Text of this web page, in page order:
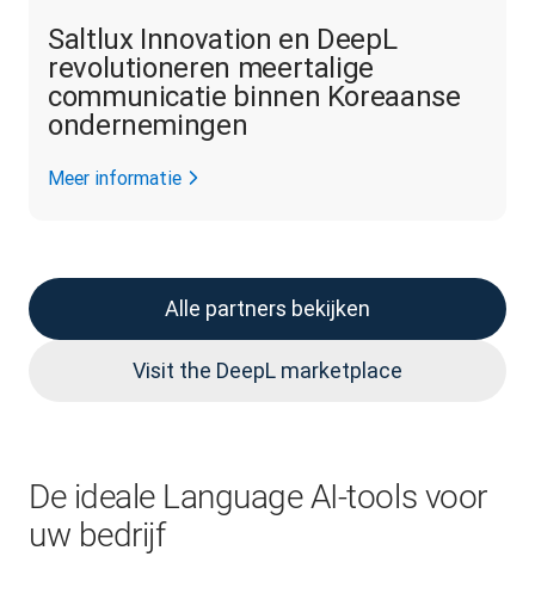
Saltlux Innovation en DeepL
revolutioneren meertalige
communicatie binnen Koreaanse
ondernemingen
Meer informatie
Alle partners bekijken
Visit the DeepL marketplace
De ideale Language AI-tools voor
uw bedrijf